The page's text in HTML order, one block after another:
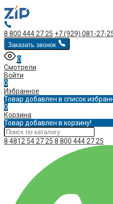
8 800 444 27 25 +7 (929) 081-27-
Заказать звонок
0
Смотрели
Войти
0
Избранное
Товар добавлен в список
0
Корзина
Товар добавлен в корзину!
8 4812 54 27 25 8 800 444 27 25